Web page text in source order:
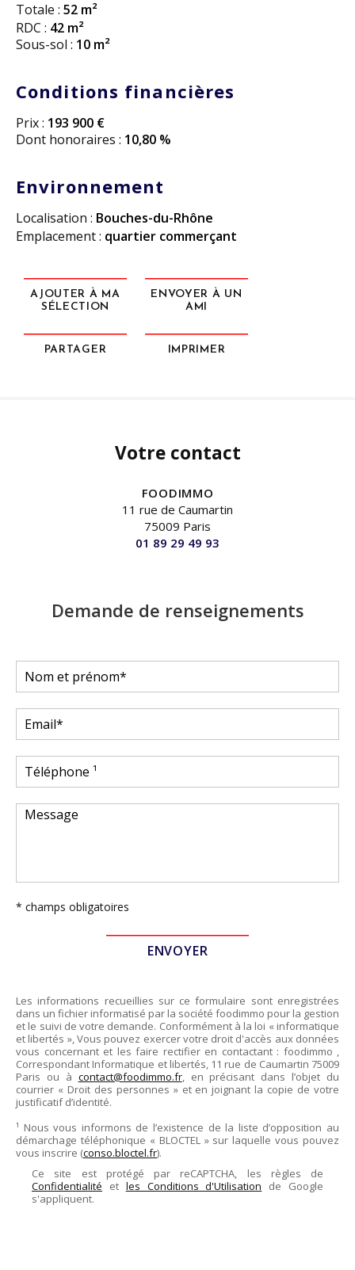
Totale : 52 m²
RDC : 42 m²
Sous-sol : 10 m²
Conditions financières
Prix : 193 900 €
Dont honoraires : 10,80 %
Environnement
Localisation : Bouches-du-Rhône
Emplacement : quartier commerçant
AJOUTER À MA
SÉLECTION
ENVOYER À UN
AMI
PARTAGER IMPRIMER
Votre contact
FOODIMMO
11 rue de Caumartin
75009 Paris
01 89 29 49 93
Demande de renseignements
* champs obligatoires
Les informations recueillies sur ce formulaire sont enregistrées
dans un fichier informatisé par la société foodimmo pour la gestion
et le suivi de votre demande. Conformément à la loi « informatique
et libertés », Vous pouvez exercer votre droit d'accès aux données
vous concernant et les faire rectifier en contactant : foodimmo ,
Correspondant Informatique et libertés, 11 rue de Caumartin 75009
Paris ou à contact@foodimmo.fr, en précisant dans l’objet du
courrier « Droit des personnes » et en joignant la copie de votre
justificatif d’identité.
¹ Nous vous informons de l’existence de la liste d’opposition au
démarchage téléphonique « BLOCTEL » sur laquelle vous pouvez
vous inscrire (conso.bloctel.fr).
Ce site est protégé par reCAPTCHA, les règles de
Confidentialité et les Conditions d'Utilisation de Google
s'appliquent.